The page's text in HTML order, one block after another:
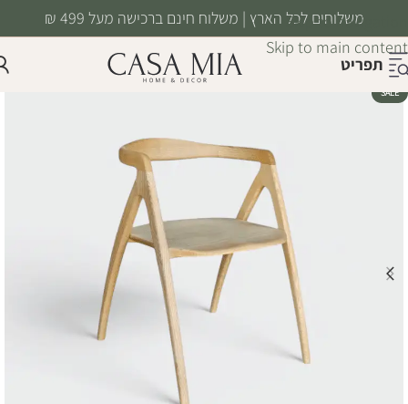
Skip to navigation
Skip to main content
משלוחים לכל הארץ | משלוח חינם ברכישה מעל 499 ₪
תפריט
SALE